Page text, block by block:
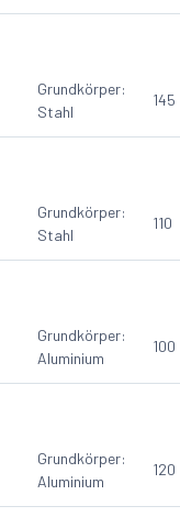
Grundkörper:
Stahl
145
Grundkörper:
Stahl
110
Grundkörper:
Aluminium
100
Grundkörper:
Aluminium
120